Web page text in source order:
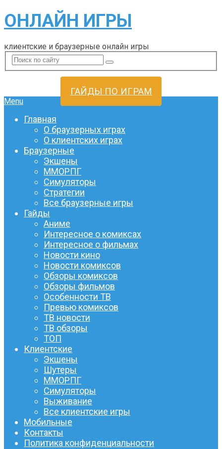
ОНЛАЙН ИГРЫ
клиентские и браузерные онлайн игры
ГАЙДЫ ПО ИГРАМ
Menu
Главная
О браузерных играх
О клиентских играх
Браузерные
Экшены
ММОРПГ
Симуляторы
Стратегии
Все браузерные игры
Гайды
Аниме
Интересное о комиксах
Интересное о фильмах
Новости кино
Новости комиксов
Обзоры комиксов
Обзоры фильмов
Особенности ТВ
Превью комиксов
ТВ новости
ТВ обзоры
ТОП
Клиентские
Экшены
Шутеры
ММОРПГ
Симуляторы
Выживание
Все клиентские игры
Мобильные
Контакты
Политика конфиденциальности